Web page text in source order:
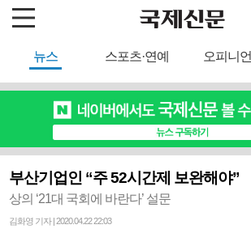
뉴스 스포츠·연예 오피니언
부산기업인 “주 52시간제 보완해야”
상의 ‘21대 국회에 바란다’ 설문
김화영 기자 | 2020.04.22 22:03